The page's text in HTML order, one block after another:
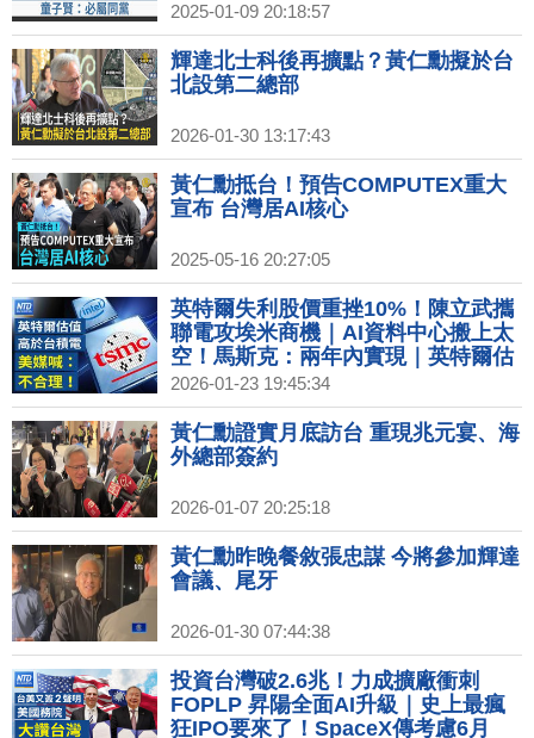
2025-01-09 20:18:57
輝達北士科後再擴點？黃仁勳擬於台
北設第二總部
2026-01-30 13:17:43
黃仁勳抵台！預告COMPUTEX重大
宣布 台灣居AI核心
2025-05-16 20:27:05
英特爾失利股價重挫10%！陳立武攜
聯電攻埃米商機｜AI資料中心搬上太
空！馬斯克：兩年內實現｜英特爾估
值比台積電高 外媒喊：不合理！｜美
台企業盈利推升！外銀：股市非泡沫
黃金上看5350美元
2026-01-23 19:45:34
黃仁勳證實月底訪台 重現兆元宴、海
外總部簽約
2026-01-07 20:25:18
黃仁勳昨晚餐敘張忠謀 今將參加輝達
會議、尾牙
2026-01-30 07:44:38
投資台灣破2.6兆！力成擴廠衝刺
FOPLP 昇陽全面AI升級｜史上最瘋
狂IPO要來了！SpaceX傳考慮6月